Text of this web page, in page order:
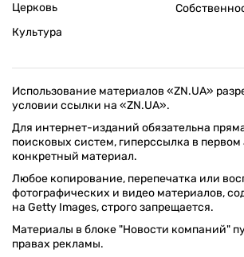
Церковь
Культура
Использование материалов «ZN.UA»
условии ссылки на «ZN.UA».
Для интернет-изданий обязательна
поисковых систем, гиперссылка в первом
конкретный материал.
Любое копирование, перепечатка или
фотографических и видео материалов,
на Getty Images, строго запрещается.
Материалы в блоке "Новости компаний"
правах рекламы.